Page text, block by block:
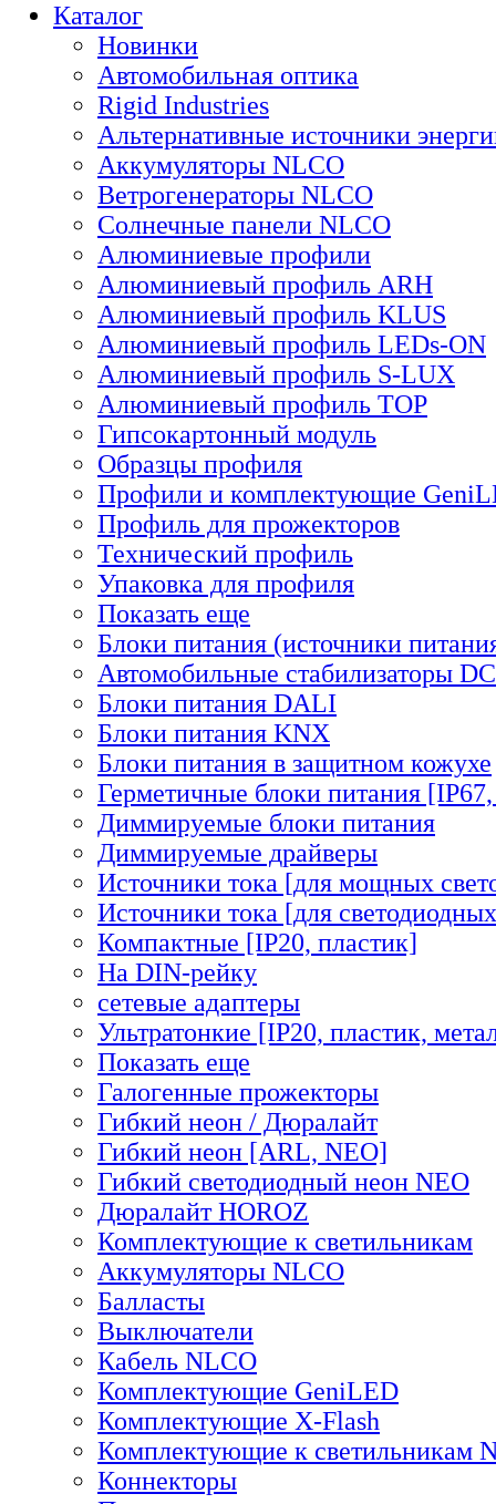
Каталог
Новинки
Автомобильная оптика
Rigid Industries
Альтернативные источники
Аккумуляторы NLCO
Ветрогенераторы NLCO
Солнечные панели NLCO
Алюминиевые профили
Алюминиевый профиль ARH
Алюминиевый профиль KLUS
Алюминиевый профиль LEDs-ON
Алюминиевый профиль S-LUX
Алюминиевый профиль TOP
Гипсокартонный модуль
Образцы профиля
Профили и комплектующие
Профиль для прожекторов
Технический профиль
Упаковка для профиля
Показать еще
Блоки питания (источники
Автомобильные стабилизаторы
Блоки питания DALI
Блоки питания KNX
Блоки питания в защитном кожухе
Герметичные блоки питания
Диммируемые блоки питания
Диммируемые драйверы
Источники тока [для мощных
Источники тока [для
Компактные [IP20, пластик]
На DIN-рейку
сетевые адаптеры
Ультратонкие [IP20, пластик,
Показать еще
Галогенные прожекторы
Гибкий неон / Дюралайт
Гибкий неон [ARL, NEO]
Гибкий светодиодный неон NEO
Дюралайт HOROZ
Комплектующие к светильникам
Аккумуляторы NLCO
Балласты
Выключатели
Кабель NLCO
Комплектующие GeniLED
Комплектующие X-Flash
Комплектующие к светильникам
Коннекторы